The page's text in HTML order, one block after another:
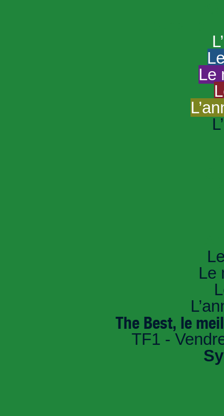
Le
Le
The Best, le
TF1 -